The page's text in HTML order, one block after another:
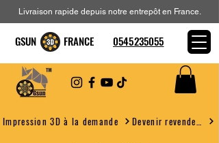
Impression 3D à la demande
Livraison rapide depuis notre entrepôt en France.
GSUN FRANCE 0545235055